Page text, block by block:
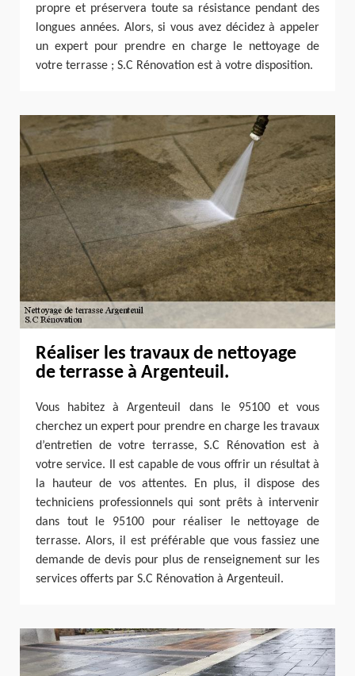
propre et préservera toute sa résistance pendant des
longues années. Alors, si vous avez décidez à appeler
un expert pour prendre en charge le nettoyage de
votre terrasse ; S.C Rénovation est à votre disposition.
Réaliser les travaux de nettoyage
de terrasse à Argenteuil.
Vous habitez à Argenteuil dans le 95100 et vous
cherchez un expert pour prendre en charge les travaux
d’entretien de votre terrasse, S.C Rénovation est à
votre service. Il est capable de vous offrir un résultat à
la hauteur de vos attentes. En plus, il dispose des
techniciens professionnels qui sont prêts à intervenir
dans tout le 95100 pour réaliser le nettoyage de
terrasse. Alors, il est préférable que vous fassiez une
demande de devis pour plus de renseignement sur les
services offerts par S.C Rénovation à Argenteuil.